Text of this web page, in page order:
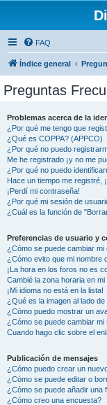
FAQ
Índice general
Preguntas
Problemas acerca de la
¿Por qué me tengo que
¿Qué es COPPA? (APPCO)
¿Por qué no puedo
Me he registrado ¡y no me
¿Por qué no puedo
Hace un tiempo me registré,
¡Perdí mi contraseña!
¿Por qué mi sesión de
¿Cuál es la función de
Preferencias de usuario y
¿Cómo se puede cambiar mi
¿Cómo evito que mi nombre
¡La hora en los foros no es
Cambié la zona horaria en
¡Mi idioma no está en la lista!
¿Qué es la imagen al lado
¿Cómo puedo mostrar un
¿Cómo se puede cambiar mi
Cuando hago clic sobre el
Publicación de mensajes
¿Cómo puedo crear un
¿Cómo se puede editar o
¿Cómo se puede añadir una
¿Cómo creo una encuesta?